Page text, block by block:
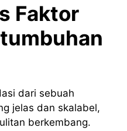
Faktor
dari sebuah
jelas dan skalabel,
berkembang.